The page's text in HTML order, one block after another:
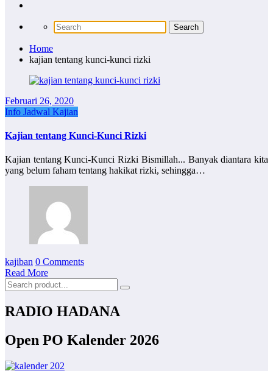
Home
kajian tentang kunci-kunci rizki
Februari 26, 2020
Info Jadwal Kajian
Kajian tentang Kunci-Kunci Rizki
Kajian tentang Kunci-Kunci Rizki Bismillah... Banyak diantara kita
yang belum faham tentang hakikat rizki, sehingga…
kajiban 0 Comments
Read More
RADIO HADANA
Open PO Kalender 2026